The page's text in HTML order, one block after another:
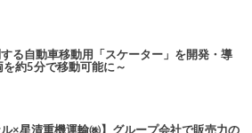
る自動車移動用「スケーター」を開発・導
約5分で移動可能に～
ル×星清重機運輸㈱】グループ会社で販売力の